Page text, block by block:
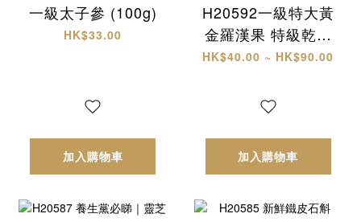
一級太子參 (100g)
HK$33.00
加入購物車
H20592一級特大黃
金羅漢果 特級乾椰
片
HK$40.00 ~ HK$90.00
加入購物車